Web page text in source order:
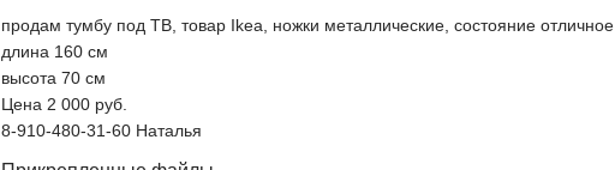
продам тумбу под ТВ, товар Ikea, ножки металлические, состояние отличное
длина 160 см
высота 70 см
Цена 2 000 руб.
8-910-480-31-60 Наталья